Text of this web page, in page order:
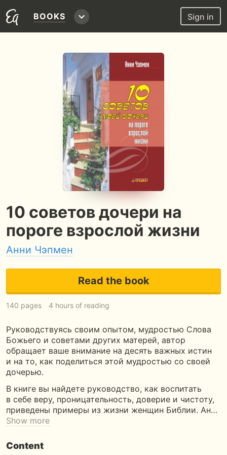
BOOKS Sign in
10 советов дочери на
пороге взрослой жизни
Анни Чэпмен
Read the book
140 pages 4 hours of reading
Руководствуясь своим опытом, мудростью Слова
Божьего и советами других матерей, автор
обращает ваше внимание на десять важных истин
и на то, как поделиться этой мудростью со своей
дочерью.
В книге вы найдете руководство, как воспитать
в себе веру, проницательность, доверие и чистоту,
приведены примеры из жизни женщин Библии. Ан…
Show more
Content